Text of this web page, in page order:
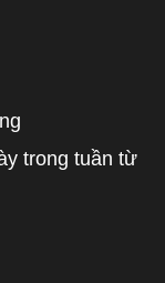
trong tuần từ